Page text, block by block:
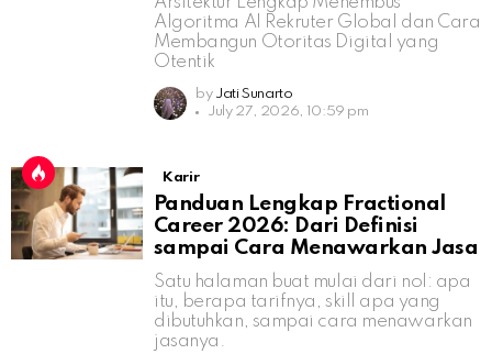
Algoritma AI Rekruter Global dan Cara
Membangun Otoritas Digital yang
Otentik
by Jati Sunarto
July 27, 2026, 10:59 pm
Karir
Panduan Lengkap Fractional
Career 2026: Dari Definisi
sampai Cara Menawarkan Jasa
Satu halaman buat mulai dari nol: apa
itu, berapa tarifnya, skill apa yang
dibutuhkan, sampai cara menawarkan
jasanya.